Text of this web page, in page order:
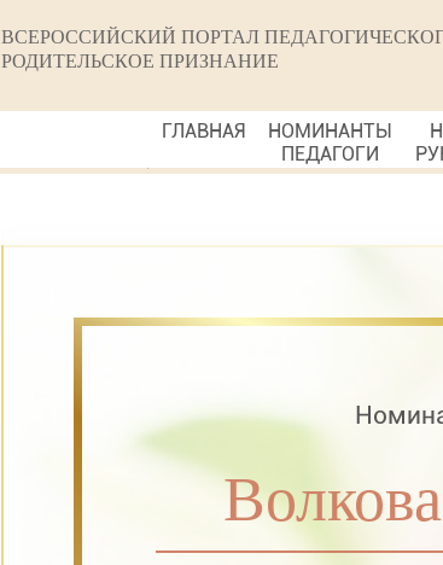
ВСЕРОССИЙСКИЙ ПОРТАЛ
РОДИТЕЛЬСКОЕ ПРИЗНАНИЕ
ГЛАВНАЯ
НОМИНАНТЫ
ПЕДАГОГИ